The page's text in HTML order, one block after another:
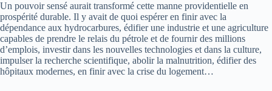
Un pouvoir sensé aurait transformé cette manne providentielle en
prospérité durable. Il y avait de quoi espérer en finir avec la
dépendance aux hydrocarbures, édifier une industrie et une agriculture
capables de prendre le relais du pétrole et de fournir des millions
d’emplois, investir dans les nouvelles technologies et dans la culture,
impulser la recherche scientifique, abolir la malnutrition, édifier des
hôpitaux modernes, en finir avec la crise du logement…